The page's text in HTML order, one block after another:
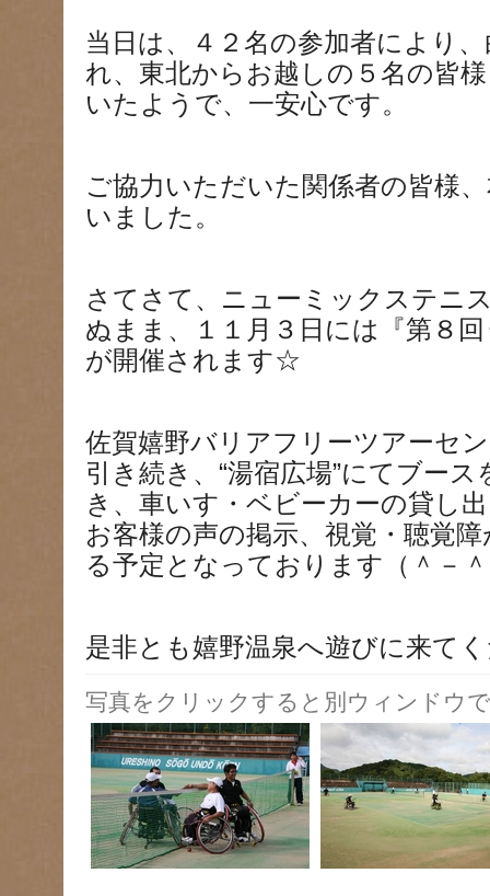
当日は、４２名の参加者により
れ、東北からお越しの５名の皆
いたようで、一安心です。
ご協力いただいた関係者の皆様
いました。
さてさて、ニューミックステニ
ぬまま、１１月３日には『第８
が開催されます☆
佐賀嬉野バリアフリーツアーセ
引き続き、“湯宿広場”にてブー
き、車いす・ベビーカーの貸し
お客様の声の掲示、視覚・聴覚
る予定となっております（＾－
是非とも嬉野温泉へ遊びに来て
写真をクリックすると別ウィンドウ